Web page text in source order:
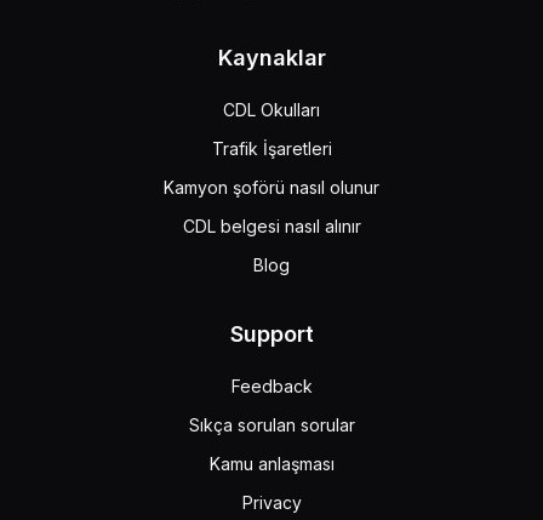
Kaynaklar
CDL Okulları
Trafik İşaretleri
Kamyon şoförü nasıl olunur
CDL belgesi nasıl alınır
Blog
Support
Feedback
Sıkça sorulan sorular
Kamu anlaşması
Privacy